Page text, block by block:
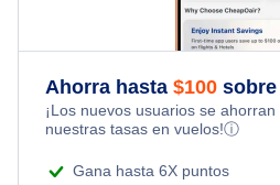
Ahorra hasta $100
¡Los nuevos usuarios se ahorran
nuestras tasas en vuelos!ⓘ
Gana hasta 6X puntos